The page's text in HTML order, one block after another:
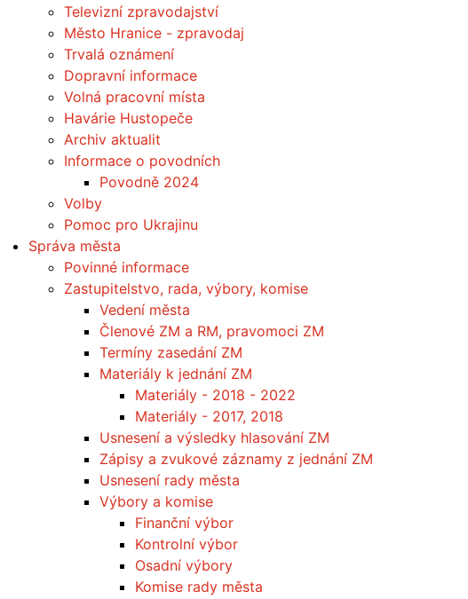
Televizní zpravodajství
Město Hranice - zpravodaj
Trvalá oznámení
Dopravní informace
Volná pracovní místa
Havárie Hustopeče
Archiv aktualit
Informace o povodních
Povodně 2024
Volby
Pomoc pro Ukrajinu
Správa města
Povinné informace
Zastupitelstvo, rada, výbory, komise
Vedení města
Členové ZM a RM, pravomoci ZM
Termíny zasedání ZM
Materiály k jednání ZM
Materiály - 2018 - 2022
Materiály - 2017, 2018
Usnesení a výsledky hlasování ZM
Zápisy a zvukové záznamy z jednání ZM
Usnesení rady města
Výbory a komise
Finanční výbor
Kontrolní výbor
Osadní výbory
Komise rady města